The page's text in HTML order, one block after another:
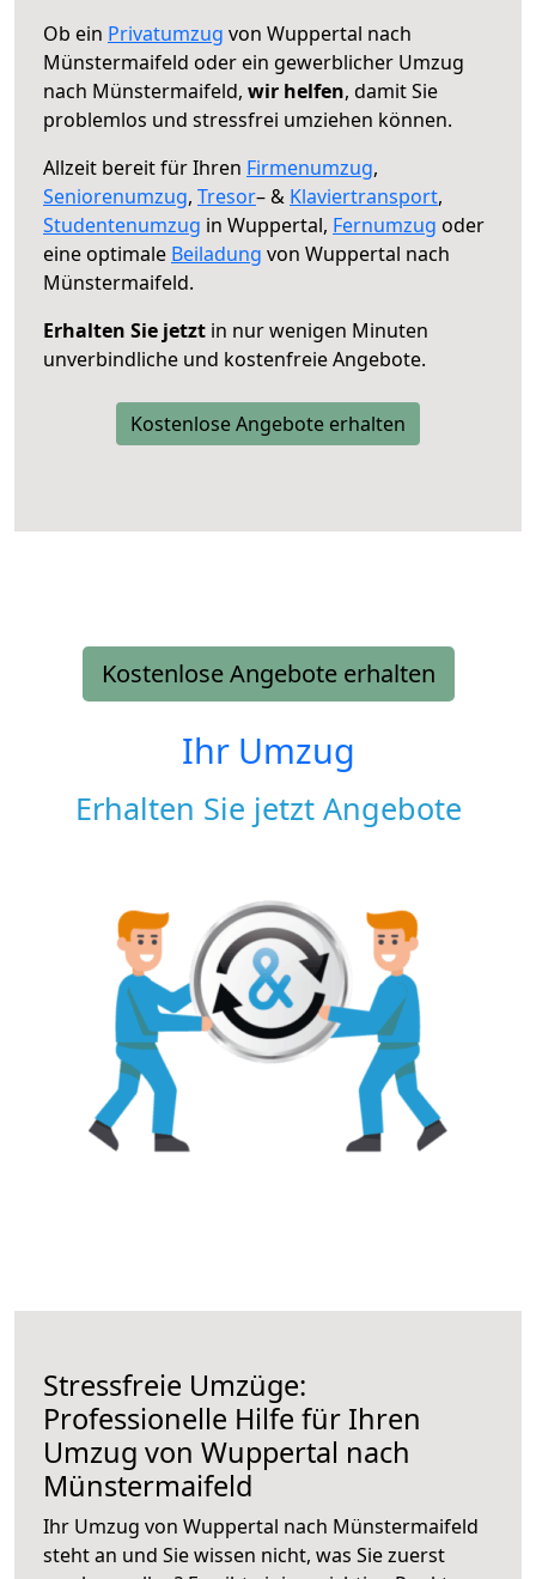
Ob ein Privatumzug von Wuppertal nach
Münstermaifeld oder ein gewerblicher Umzug
nach Münstermaifeld, wir helfen, damit Sie
problemlos und stressfrei umziehen können.
Allzeit bereit für Ihren Firmenumzug,
Seniorenumzug, Tresor– & Klaviertransport,
Studentenumzug in Wuppertal, Fernumzug oder
eine optimale Beiladung von Wuppertal nach
Münstermaifeld.
Erhalten Sie jetzt in nur wenigen Minuten
unverbindliche und kostenfreie Angebote.
Kostenlose Angebote erhalten
Kostenlose Angebote erhalten
Ihr Umzug
Erhalten Sie jetzt Angebote
Stressfreie Umzüge:
Professionelle Hilfe für Ihren
Umzug von Wuppertal nach
Münstermaifeld
Ihr Umzug von Wuppertal nach Münstermaifeld
steht an und Sie wissen nicht, was Sie zuerst